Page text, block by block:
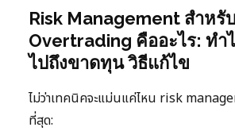
Risk Management สำหรั
Overtrading คืออะไร: ทำ
ไปถึงขาดทุน วิธีแก้ไข
ไม่ว่าเทคนิคจะแม่นแค่ไหน risk
ที่สุด: